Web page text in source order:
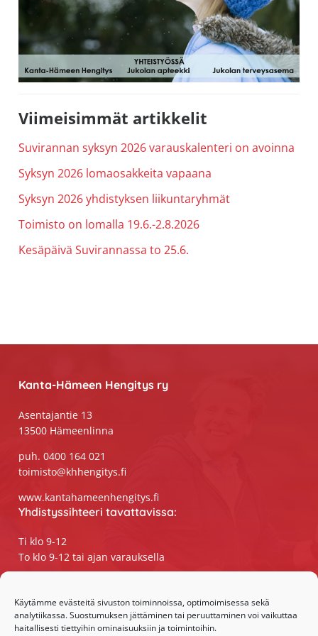
Käytämme evästeitä sivuston toiminnoissa, optimoimisessa sekä
analytiikassa. Suostumuksen jättäminen tai peruuttaminen voi vaikuttaa
haitallisesti tiettyihin ominaisuuksiin ja toimintoihin.
Ensisijainen
sivupalkki
Viimeisimmät artikkelit
Suvirannan syksyn 2026 varauskalenteri on avoinna
Syksyn 2026 lomaosakkeita vapaana
Syksyn 2026 yhdistyksen liikuntaryhmät
Toimisto on lomalla 19.6.-2.8.2026
Kesäpäivä Suvirannassa to 25.6.
Kanta-Hämeen Hengitys ry
Asentajantie 13
13500 Hämeenlinna
puh. 0400 164 021
toimisto@khhengitys.fi
www.kantahameenhengitys.fi
Yhdistyssihteeri tavattavissa:
Ti klo 9-12
To klo 9-12 tai ajan varauksella
maanantaista perjantaihin klo 9-15